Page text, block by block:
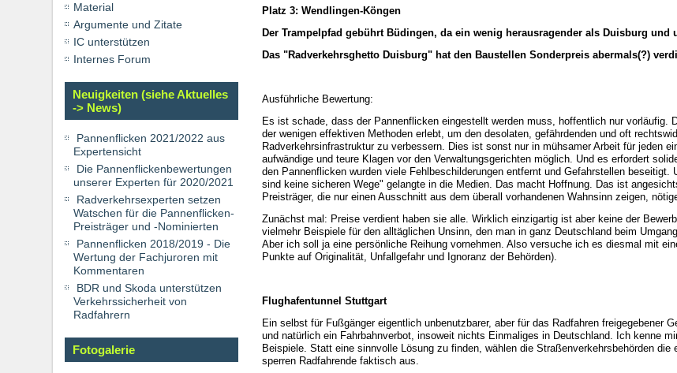
Material
Argumente und Zitate
IC unterstützen
Internes Forum
Neuigkeiten (siehe Aktuelles
-> News)
Pannenflicken 2021/2022 aus
Expertensicht
Die Pannenflickenbewertungen
unserer Experten für 2020/2021
Radverkehrsexperten setzen
Watschen für die Pannenflicken-
Preisträger und -Nominierten
Pannenflicken 2018/2019 - Die
Wertung der Fachjuroren mit
Kommentaren
BDR und Skoda unterstützen
Verkehrssicherheit von
Radfahrern
Fotogalerie
Platz 3: Wendlingen-Köngen
Der Trampelpfad gebührt Büdingen, da ein wenig herausragender als Duisburg und
Das "Radverkehrsghetto Duisburg" hat den Baustellen Sonderpreis abermals(?)
Ausführliche Bewertung:
Es ist schade, dass der Pannenflicken eingestellt werden muss, hoffentlich nur vorläufig.
der wenigen effektiven Methoden erlebt, um den desolaten, gefährdenden und oft
Radverkehrsinfrastruktur zu verbessern. Dies ist sonst nur in mühsamer Arbeit für jeden
aufwändige und teure Klagen vor den Verwaltungsgerichten möglich. Und es erfordert
den Pannenflicken wurden viele Fehlbeschilderungen entfernt und Gefahrstellen beseitigt.
sind keine sicheren Wege" gelangte in die Medien. Das macht Hoffnung. Das ist
Preisträger, die nur einen Ausschnitt aus dem überall vorhandenen Wahnsinn zeigen,
Zunächst mal: Preise verdient haben sie alle. Wirklich einzigartig ist aber keine der
vielmehr Beispiele für den alltäglichen Unsinn, den man in ganz Deutschland beim
Aber ich soll ja eine persönliche Reihung vornehmen. Also versuche ich es diesmal mit
Punkte auf Originalität, Unfallgefahr und Ignoranz der Behörden).
Flughafentunnel Stuttgart
Ein selbst für Fußgänger eigentlich unbenutzbarer, aber für das Radfahren freigegebener
und natürlich ein Fahrbahnverbot, insoweit nichts Einmaliges in Deutschland. Ich kenne
Beispiele. Statt eine sinnvolle Lösung zu finden, wählen die Straßenverkehrsbehörden die
sperren Radfahrende faktisch aus.